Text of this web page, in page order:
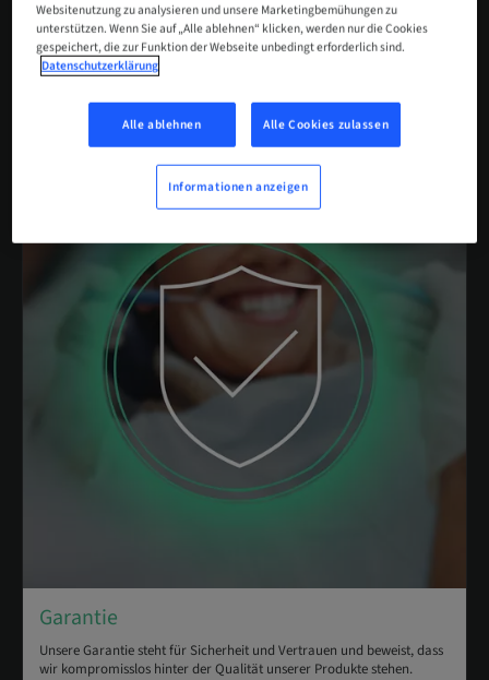
ENTDECKEN SIEMEHRWERTE, DIE IN IHREM
PRAXISALLTAG SPÜRBAR SIND
Garantie
Unsere Garantie steht für Sicherheit und Vertrauen und beweist, dass
wir kompromisslos hinter der Qualität unserer Produkte stehen.
Websitenutzung zu analysieren und unsere Marketingbemühungen zu
unterstützen. Wenn Sie auf „Alle ablehnen“ klicken, werden nur die Cookies
gespeichert, die zur Funktion der Webseite unbedingt erforderlich sind.
Datenschutzerklärung
Alle ablehnen Alle Cookies zulassen
Informationen anzeigen